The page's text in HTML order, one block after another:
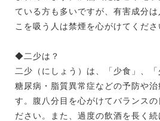
ている方も多いですが、有害成分
こを吸う人は禁煙を心がけてくださ
◆二少は？
二少（にしょう）は、「少食」、「
糖尿病・脂質異常症などの予防や
す。腹八分目を心がけてバランスの
ださい。また、過度の飲酒を長く